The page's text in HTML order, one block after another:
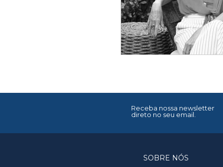
Receba nossa newsletter
direto no seu email.
SOBRE NÓS